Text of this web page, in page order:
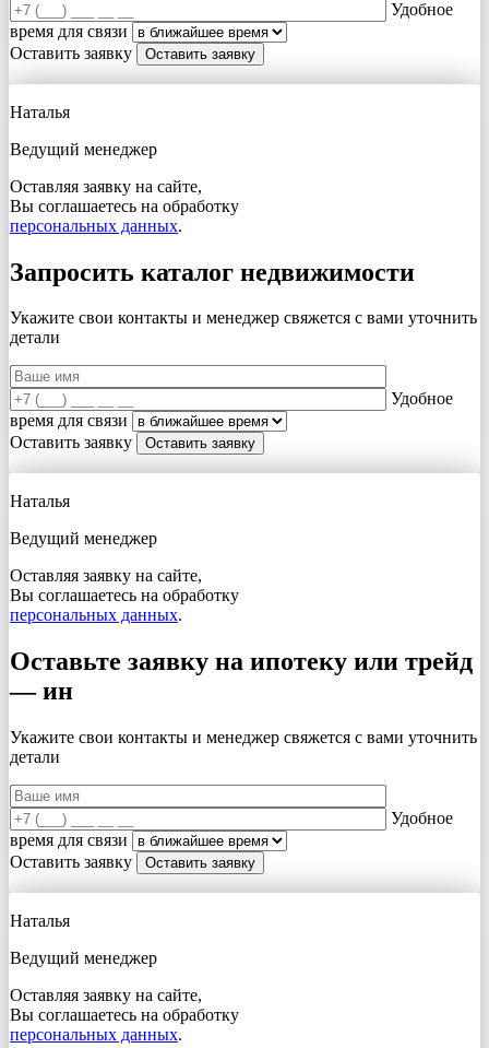
Удобное
время для связи
Оставить заявку
Наталья
Ведущий менеджер
Оставляя заявку на сайте,
Вы соглашаетесь на обработку
персональных данных.
Запросить каталог недвижимости
Укажите свои контакты и менеджер свяжется с вами уточнить
детали
Удобное
время для связи
Оставить заявку
Наталья
Ведущий менеджер
Оставляя заявку на сайте,
Вы соглашаетесь на обработку
персональных данных.
Оставьте заявку на ипотеку или трейд
— ин
Укажите свои контакты и менеджер свяжется с вами уточнить
детали
Удобное
время для связи
Оставить заявку
Наталья
Ведущий менеджер
Оставляя заявку на сайте,
Вы соглашаетесь на обработку
персональных данных.